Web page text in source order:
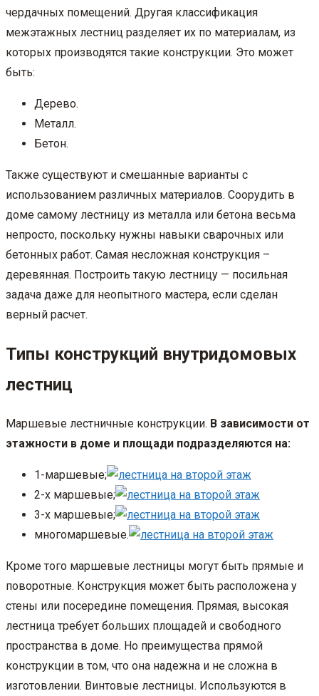
чердачных помещений. Другая классификация
межэтажных лестниц разделяет их по материалам, из
которых производятся такие конструкции. Это может
быть:
Дерево.
Металл.
Бетон.
Также существуют и смешанные варианты с
использованием различных материалов. Соорудить в
доме самому лестницу из металла или бетона весьма
непросто, поскольку нужны навыки сварочных или
бетонных работ. Самая несложная конструкция –
деревянная. Построить такую лестницу — посильная
задача даже для неопытного мастера, если сделан
верный расчет.
Типы конструкций внутридомовых
лестниц
Маршевые лестничные конструкции. В зависимости от
этажности в доме и площади подразделяются на:
1-маршевые;
2-х маршевые;
3-х маршевые;
многомаршевые.
Кроме того маршевые лестницы могут быть прямые и
поворотные. Конструкция может быть расположена у
стены или посередине помещения. Прямая, высокая
лестница требует больших площадей и свободного
пространства в доме. Но преимущества прямой
конструкции в том, что она надежна и не сложна в
изготовлении. Винтовые лестницы. Используются в